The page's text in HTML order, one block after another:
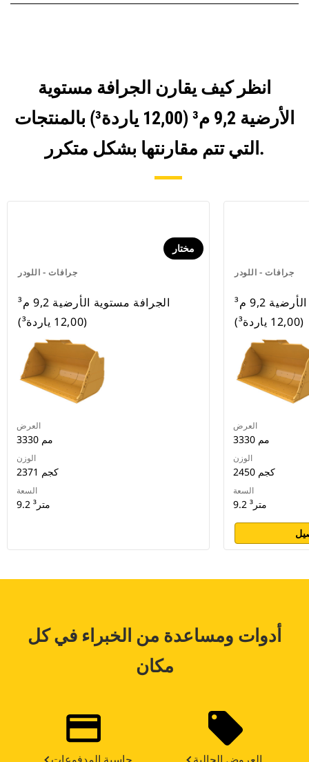
انظر كيف يقارن الجرافة مستوية
الأرضية 9,2 م³ (12,00 ياردة³) بالمنتجات
التي تتم مقارنتها بشكل متكرر.
جرافات - اللودر
مختار
الجرافة مستوية الأرضية 9,2 م³
(12,00 ياردة³)
العرض
3330 مم
الوزن
2371 كجم
السعة
9.2 متر³
جرافات - اللودر
الجرافة مستوية الأرضية 9,2 م³
(12,00 ياردة³)
العرض
3330 مم
الوزن
2450 كجم
السعة
9.2 متر³
أدوات ومساعدة من الخبراء في كل
مكان